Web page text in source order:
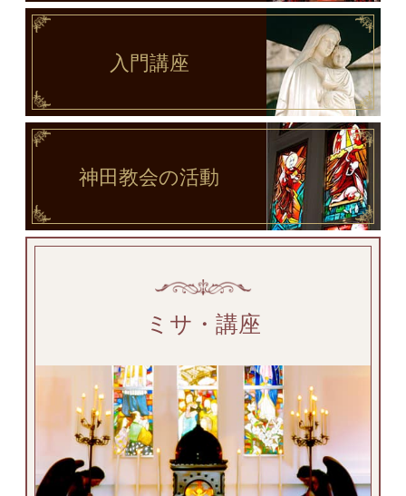
入門講座
神田教会の活動
ミサ・講座